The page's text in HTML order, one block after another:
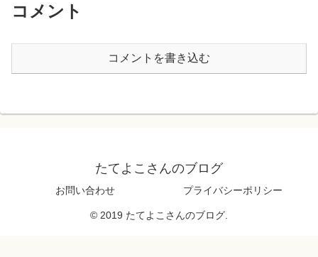
コメント
コメントを書き込む
たてよこさんのブログ
お問い合わせ プライバシーポリシー
© 2019 たてよこさんのブログ.